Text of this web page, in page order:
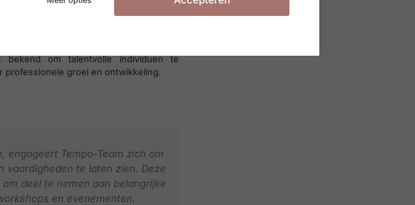
om het merk Tempo-Team mee uit te
bekend om talentvolle individuen te
groei en ontwikkeling.
engageert Tempo-Team zich om
vaardigheden te laten zien. Deze
deel te nemen aan belangrijke
en evenementen.